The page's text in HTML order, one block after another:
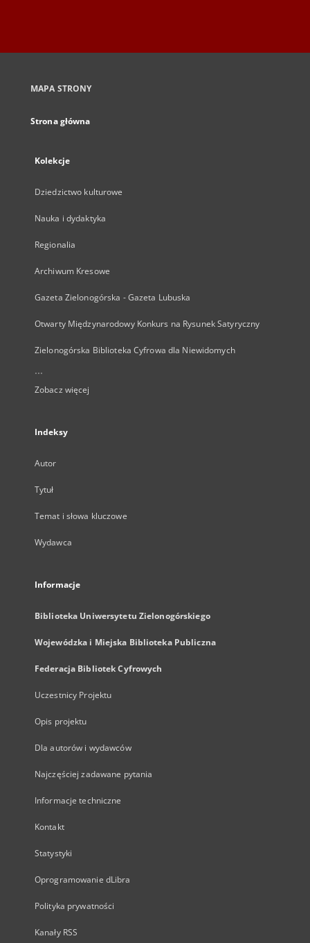
MAPA STRONY
Strona główna
Kolekcje
Dziedzictwo kulturowe
Nauka i dydaktyka
Regionalia
Archiwum Kresowe
Gazeta Zielonogórska - Gazeta Lubuska
Otwarty Międzynarodowy Konkurs na Rysunek Satyryczny
Zielonogórska Biblioteka Cyfrowa dla Niewidomych
...
Zobacz więcej
Indeksy
Autor
Tytuł
Temat i słowa kluczowe
Wydawca
Informacje
Biblioteka Uniwersytetu Zielonogórskiego
Wojewódzka i Miejska Biblioteka Publiczna
Federacja Bibliotek Cyfrowych
Uczestnicy Projektu
Opis projektu
Dla autorów i wydawców
Najczęściej zadawane pytania
Informacje techniczne
Kontakt
Statystyki
Oprogramowanie dLibra
Polityka prywatności
Kanały RSS